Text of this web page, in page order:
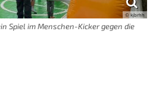
© kjbrhh
Spiel im Menschen-Kicker gegen die